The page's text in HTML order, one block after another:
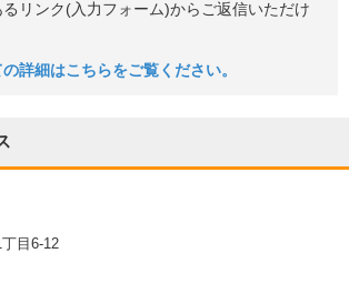
リンク(入力フォーム)からご返信いただけ
詳細はこちらをご覧ください。
目6-12